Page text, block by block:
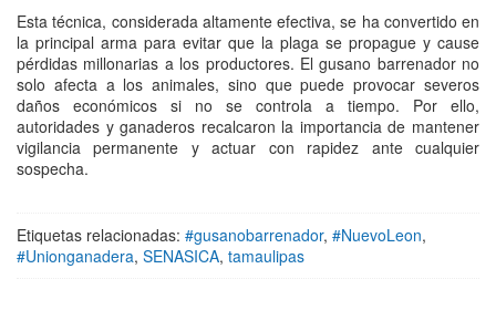
Esta técnica, considerada altamente efectiva, se ha convertido en
la principal arma para evitar que la plaga se propague y cause
pérdidas millonarias a los productores. El gusano barrenador no
solo afecta a los animales, sino que puede provocar severos
daños económicos si no se controla a tiempo. Por ello,
autoridades y ganaderos recalcaron la importancia de mantener
vigilancia permanente y actuar con rapidez ante cualquier
sospecha.
Etiquetas relacionadas: #gusanobarrenador, #NuevoLeon,
#Unionganadera, SENASICA, tamaulipas